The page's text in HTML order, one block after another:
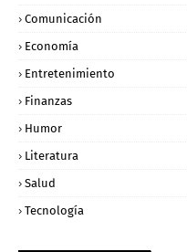
Comunicación
Economía
Entretenimiento
Finanzas
Humor
Literatura
Salud
Tecnología